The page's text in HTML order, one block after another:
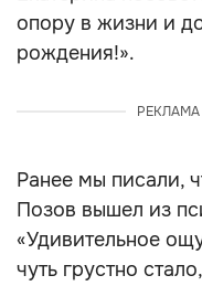
опору в жизни и
рождения!».
Ранее мы писали,
Позов вышел из
«Удивительное
чуть грустно